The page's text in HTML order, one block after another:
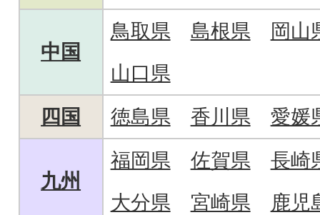
中国
鳥取県 島根県
岡山
山口県
四国
徳島県 香川県 愛媛
九州
福岡県 佐賀県
長崎
大分県
宮崎県
鹿児